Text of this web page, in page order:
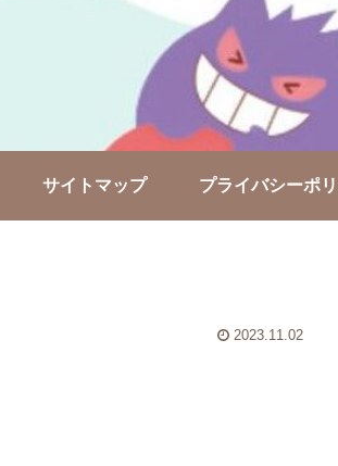
サイトマップ プライバシーポ
2023.11.02